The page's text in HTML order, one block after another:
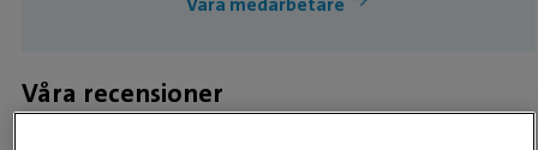
Våra recensioner